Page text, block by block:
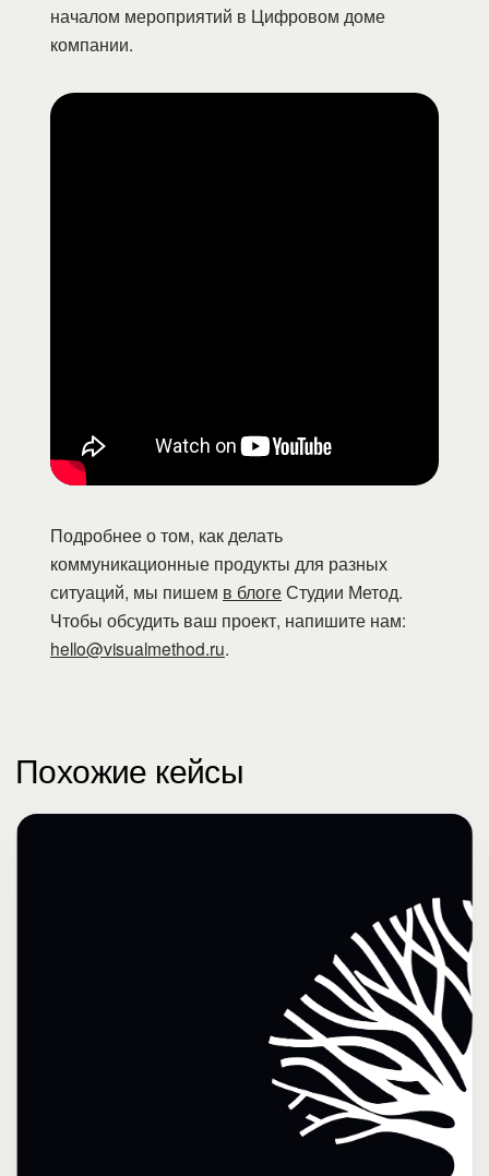
началом мероприятий в Цифровом доме
компании.
Подробнее о том, как делать
коммуникационные продукты для разных
ситуаций, мы пишем в блогеСтудии Метод.
Чтобы обсудить ваш проект, напишите нам:
hello@visualmethod.ru.
Похожие кейсы